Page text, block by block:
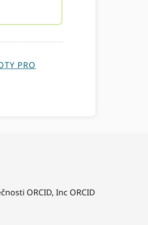
PRO
ORCID, Inc ORCID